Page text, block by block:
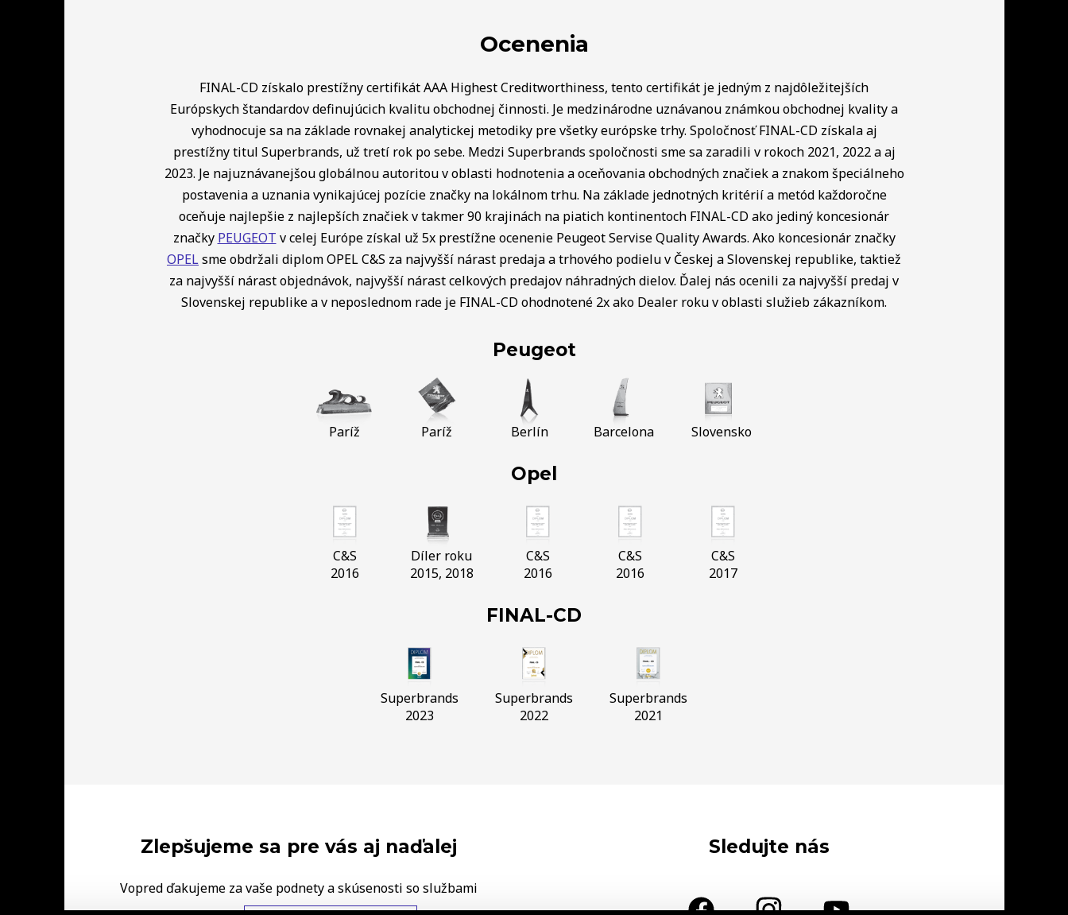
Ocenenia
FINAL-CD získalo prestížny certifikát AAA Highest Creditworthiness, tento certifikát je jedným z najdôležitejších
Európskych štandardov definujúcich kvalitu obchodnej činnosti. Je medzinárodne uznávanou známkou obchodnej kvality a
vyhodnocuje sa na základe rovnakej analytickej metodiky pre všetky európske trhy. Spoločnosť FINAL-CD získala aj
prestížny titul Superbrands, už tretí rok po sebe. Medzi Superbrands spoločnosti sme sa zaradili v rokoch 2021, 2022 a aj
2023. Je najuznávanejšou globálnou autoritou v oblasti hodnotenia a oceňovania obchodných značiek a znakom špeciálneho
postavenia a uznania vynikajúcej pozície značky na lokálnom trhu. Na základe jednotných kritérií a metód každoročne
oceňuje najlepšie z najlepších značiek v takmer 90 krajinách na piatich kontinentoch FINAL-CD ako jediný koncesionár
značky PEUGEOT v celej Európe získal už 5x prestížne ocenenie Peugeot Servise Quality Awards. Ako koncesionár značky
OPELsme obdržali diplom OPEL C&S za najvyšší nárast predaja a trhového podielu v Českej a Slovenskej republike, taktiež
za najvyšší nárast objednávok, najvyšší nárast celkových predajov náhradných dielov. Ďalej nás ocenili za najvyšší predaj v
Slovenskej republike a v neposlednom rade je FINAL-CD ohodnotené 2x ako Dealer roku v oblasti služieb zákazníkom.
Peugeot
Paríž Paríž Berlín Barcelona Slovensko
Opel
C&S
2016
Díler roku
2015, 2018
C&S
2016
C&S
2016
C&S
2017
FINAL-CD
Superbrands
2023
Superbrands
2022
Superbrands
2021
Zlepšujeme sa pre vás aj naďalej
Vopred ďakujeme za vaše podnety a skúsenosti so službami
Sledujte nás